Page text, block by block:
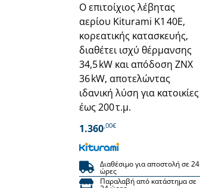
Ο επιτοίχιος λέβητας
αερίου Kiturami K1 40E,
κορεατικής κατασκευής,
διαθέτει ισχύ θέρμανσης
34,5 kW και απόδοση ΖΝΧ
36 kW, αποτελώντας
ιδανική λύση για κατοικίες
έως 200 τ.μ.
1.360,00€
Διαθέσιμο για αποστολή σε 24
ώρες
Παραλαβή από κατάστημα σε